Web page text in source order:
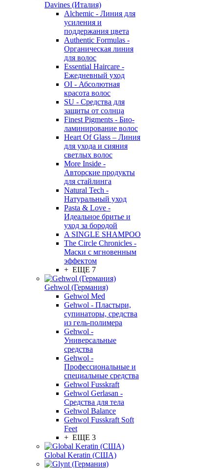
Davines (Италия)
Alchemic - Линия для
усиления и
поддержания цвета
Authentic Formulas -
Органическая линия
для волос
Essential Haircare -
Eжедневный уход
OI - Абсолютная
красота волос
SU - Средства для
защиты от солнца
Finest Pigments - Био-
ламинирование волос
Heart Of Glass – Линия
для ухода и сияния
светлых волос
More Inside -
Авторские продукты
для стайлинга
Natural Tech -
Натуральный уход
Pasta & Love -
Идеальное бритье и
уход за бородой
A SINGLE SHAMPOO
The Circle Chronicles -
Маски с мгновенным
эффектом
+ ЕЩЕ 7
Gehwol (Германия)
Gehwol Med
Gehwol - Пластыри,
супинаторы, средства
из гель-полимера
Gehwol -
Универсальные
средства
Gehwol -
Профессиональные и
специальные средства
Gehwol Fusskraft
Gehwol Gerlasan -
Средства для тела
Gehwol Balance
Gehwol Fusskraft Soft
Feet
+ ЕЩЕ 3
Global Keratin (США)